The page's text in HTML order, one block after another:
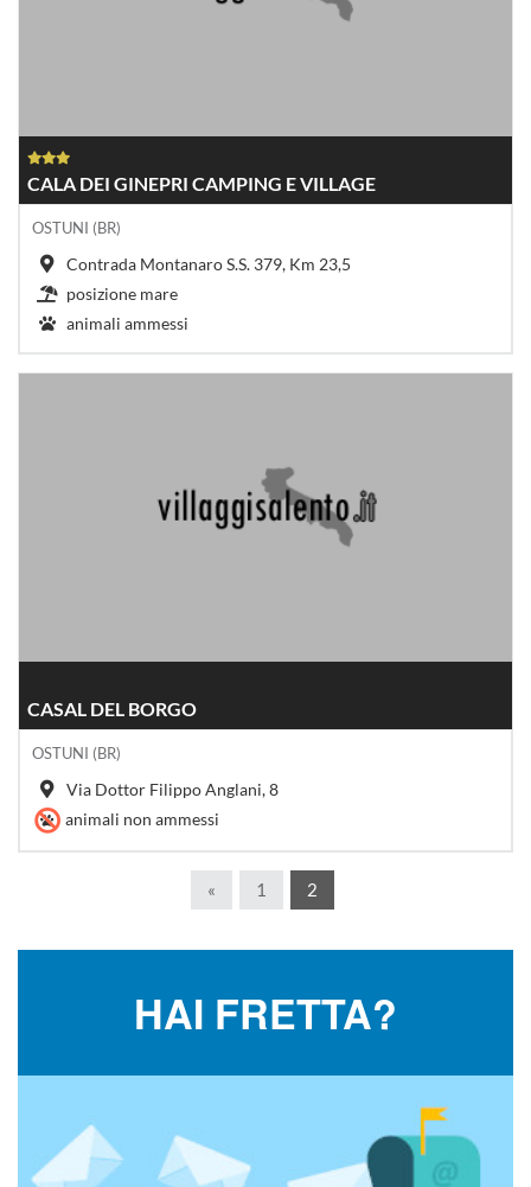
CALA DEI GINEPRI CAMPING E VILLAGE
OSTUNI (BR)
Contrada Montanaro S.S. 379, Km 23,5
posizione mare
animali ammessi
CASAL DEL BORGO
OSTUNI (BR)
Via Dottor Filippo Anglani, 8
animali non ammessi
« 1 2
HAI FRETTA?